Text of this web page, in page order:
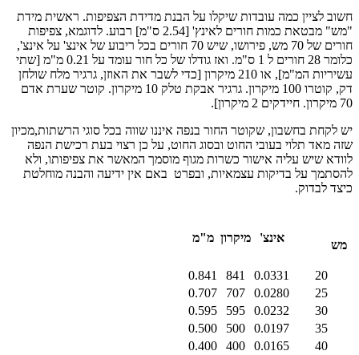
חשוב לציין כמה עובדות שיקלו על הבנת מדידת הצפיפות. ראשית מידת
"מש" מבטאת כמות חורים לאינץ' [2.54 ס"מ] רבוע. לדוגמא, צפיפות
חורים של 70 מש, פירושו, שיש 70 חורים בכל ריבוע של אינצ' על אינצ',
כלומר 28 חורים ל 1 ס"מ. ואז גודלו של כל חור עומד על 0.21 מ"מ [שתי
עשיריות המ"מ], או 210 מיקרון [כדי לשבר את האוזן, גרגיר מלח שולחן
דק, קוטרו 100 מיקרון. גרגיר אבקת טלק 10 מיקרון. קוטר שערת אדם
70 מיקרון. חיידקים 2 מיקרון].
יש לקחת בחשבון, שקוטר החור בנפה איננו שווה בכל סוגי הרשתות,מכיון
שזה מאד תלוי בעובי החוט ובסוג החוט, על כן רצוי בעת רכישת הנפה
לוודא שיש עליה אישור כשרות מגוף מוסמך המאשר את צפיפותו, ולא
להסתמך על בדיקות עצמאיות, ובפרט באם אין ידיעה והבנה מוחלטת
כיצד לבדוק.
מש
אינצ' מיקרון מ"מ
20
0.0331
841
0.841
25
0.0280
707
0.707
30
0.0232
595
0.595
35
0.0197
500
0.500
40
0.0165
400
0.400